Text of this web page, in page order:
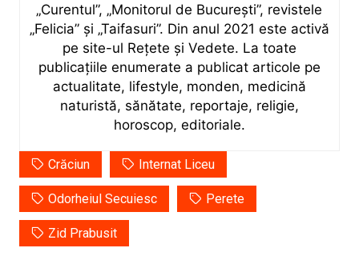
„Curentul”, „Monitorul de București”, revistele
„Felicia” și „Taifasuri”. Din anul 2021 este activă
pe site-ul Rețete și Vedete. La toate
publicațiile enumerate a publicat articole pe
actualitate, lifestyle, monden, medicină
naturistă, sănătate, reportaje, religie,
horoscop, editoriale.
Crăciun Internat Liceu
Odorheiul Secuiesc Perete
Zid Prabusit